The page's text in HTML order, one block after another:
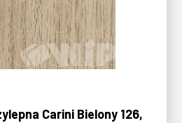
Carini Bielony 126,